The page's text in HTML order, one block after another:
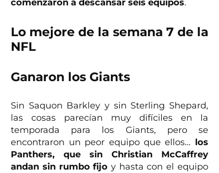
comenzaron a descansar seis equipos.
Lo mejore de la semana 7 de la
NFL
Ganaron los Giants
Sin Saquon Barkley y sin Sterling Shepard,
las cosas parecían muy difíciles en la
temporada para los Giants, pero se
encontraron un peor equipo que ellos… los
Panthers, que sin Christian McCaffrey
andan sin rumbo fijo y hasta con el equipo